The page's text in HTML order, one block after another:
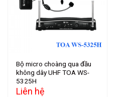
wishlist
Bộ micro choàng qua đầu
không dây UHF TOA WS-
5325H
Liên hệ